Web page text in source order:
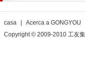
casa Acerca a GONGYOU
Copyright © 2009-2010 工友